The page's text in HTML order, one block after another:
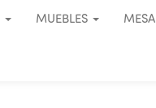
MUEBLES MESA